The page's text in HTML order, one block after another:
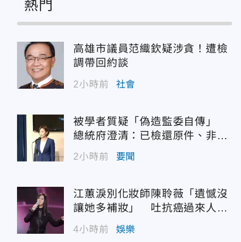
熱門
高雄市議員范織欽疑涉貪！遭檢
調帶回約談
2小時前 社會
被學者質疑「偽造監委自傳」
總統府澄清：已檢還原件、非府
方提供
2小時前 要聞
江蕙淚別化妝師陳聆薇「遺憾沒
讓她多補妝」 吐抗癌過來人心
聲
4小時前 娛樂